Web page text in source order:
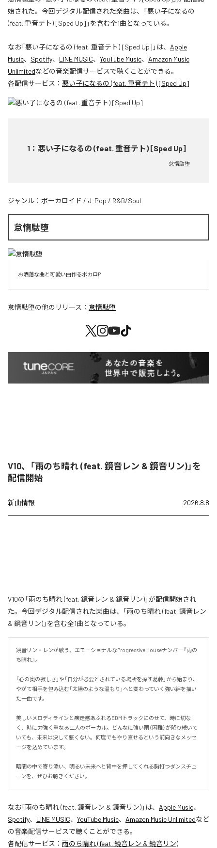
始された。今回デジタル配信された楽曲は、「悪い子になるの
(feat. 重音テト) [Sped Up]」を含む全1曲となっている。
なお「悪い子になるの (feat. 重音テト) [Sped Up] 」は、 Apple
Music、 Spotify、 LINE MUSIC、 YouTube Music、 Amazon Music
Unlimitedなどの音楽配信サービスで聴くことができる。
各配信サービス： 悪い子になるの (feat. 重音テト) [Sped Up]
1 ： 悪い子になるの (feat. 重音テト) [Sped Up]
怠惰駄堕
ジャンル： ボーカロイド / J-Pop / R&B/Soul
怠惰駄堕
お洒落な曲と可愛い曲作るボカロP
怠惰駄堕の他のリリース： 怠惰駄堕
V10、「雨のち晴れ (feat. 鏡音レン & 鏡音リン)」を
配信開始
新曲情報 2026.8.8
V10の「雨のち晴れ (feat. 鏡音レン & 鏡音リン)」が配信開始され
た。今回デジタル配信された楽曲は、「雨のち晴れ (feat. 鏡音レン
& 鏡音リン)」を含む全1曲となっている。
鏡音リン・レンが歌う、エモーショナルなProgressive Houseナンバー『雨の
ち晴れ』。
「心の奥の寂しさ」や「自分が必要とされている場所を探す葛藤」から始まり、
やがて相手を包み込む「太陽のような温もり」へと変わっていく強い絆を描い
た一曲です。
美しいメロディラインと疾走感あふれるEDMトラックにのせて、時に切な
く、時に力強く重なる二人のボーカル。どんなに強い雨（困難）が降り続いて
いても、未来は決して悪くない。何度でもやり直せるという前向きなメッセ
ージを込めています。
暗闇の中で寄り添い、明るい未来へと背中を押してくれる胸打つダンスチュ
ーンを、ぜひお聴きください。
なお「雨のち晴れ (feat. 鏡音レン & 鏡音リン)」は、 Apple Music、
Spotify、 LINE MUSIC、 YouTube Music、 Amazon Music Unlimitedなど
の音楽配信サービスで聴くことができる。
各配信サービス： 雨のち晴れ (feat. 鏡音レン & 鏡音リン)